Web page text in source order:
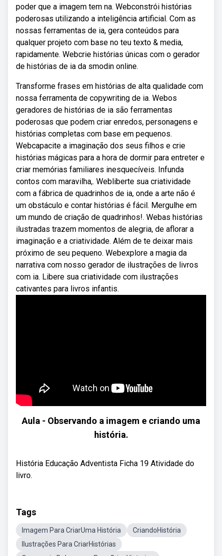
poder que a imagem tem na. Webconstrói histórias
poderosas utilizando a inteligência artificial. Com as
nossas ferramentas de ia, gera conteúdos para
qualquer projeto com base no teu texto & media,
rapidamente. Webcrie histórias únicas com o gerador
de histórias de ia da smodin online.
Transforme frases em histórias de alta qualidade com
nossa ferramenta de copywriting de ia. Webos
geradores de histórias de ia são ferramentas
poderosas que podem criar enredos, personagens e
histórias completas com base em pequenos.
Webcapacite a imaginação dos seus filhos e crie
histórias mágicas para a hora de dormir para entreter e
criar memórias familiares inesquecíveis. Infunda
contos com maravilha,. Webliberte sua criatividade
com a fábrica de quadrinhos de ia, onde a arte não é
um obstáculo e contar histórias é fácil. Mergulhe em
um mundo de criação de quadrinhos!. Webas histórias
ilustradas trazem momentos de alegria, de aflorar a
imaginação e a criatividade. Além de te deixar mais
próximo de seu pequeno. Webexplore a magia da
narrativa com nosso gerador de ilustrações de livros
com ia. Libere sua criatividade com ilustrações
cativantes para livros infantis.
Aula - Observando a imagem e criando uma
história.
História Educação Adventista Ficha 19 Atividade do
livro.
Tags
Imagem Para CriarUma História
CriandoHistória
Ilustrações Para CriarHistórias